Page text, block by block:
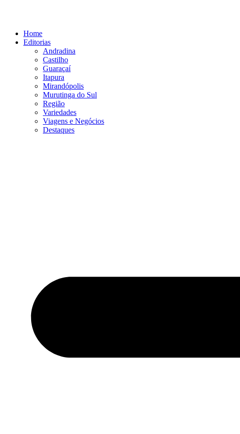
conteúdoHome
Editorias
Andradina
Castilho
Guaraçaí
Itapura
Mirandópolis
Murutinga do Sul
Região
Variedades
Viagens e Negócios
Destaques